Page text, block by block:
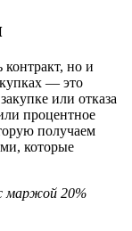
контракт, но и
— это
или отказа
процентное
получаем
которые
маржой 20%